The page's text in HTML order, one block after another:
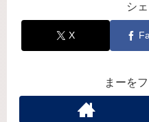
シ
X
まーを